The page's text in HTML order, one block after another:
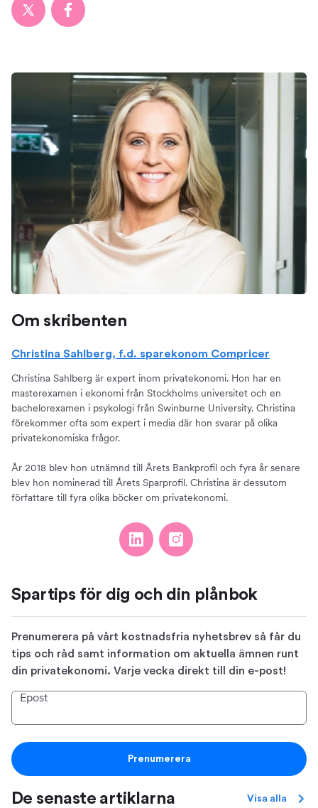
Om skribenten
Christina Sahlberg, f.d. sparekonom Compricer
Christina Sahlberg är expert inom privatekonomi. Hon har en
masterexamen i ekonomi från Stockholms universitet och en
bachelorexamen i psykologi från Swinburne University. Christina
förekommer ofta som expert i media där hon svarar på olika
privatekonomiska frågor.
År 2018 blev hon utnämnd till Årets Bankprofil och fyra år senare
blev hon nominerad till Årets Sparprofil. Christina är dessutom
författare till fyra olika böcker om privatekonomi.
Spartips för dig och din plånbok
Prenumerera på vårt kostnadsfria nyhetsbrev så får du
tips och råd samt information om aktuella ämnen runt
din privatekonomi. Varje vecka direkt till din e-post!
Epost
Prenumerera
De senaste artiklarna Visa alla